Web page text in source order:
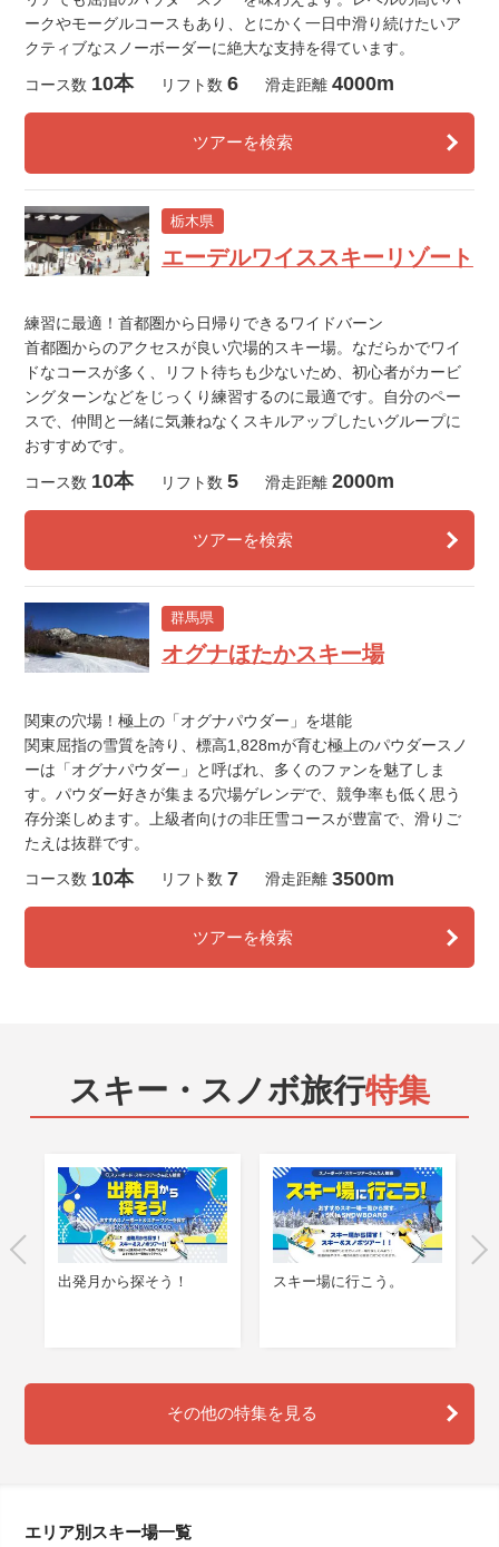
ークやモーグルコースもあり、とにかく一日中滑り続けたいア
クティブなスノーボーダーに絶大な支持を得ています。
コース数 10本 リフト数 6 滑走距離 4000m
ツアーを検索
栃木県
エーデルワイススキーリゾート
練習に最適！首都圏から日帰りできるワイドバーン
首都圏からのアクセスが良い穴場的スキー場。なだらかでワイ
ドなコースが多く、リフト待ちも少ないため、初心者がカービ
ングターンなどをじっくり練習するのに最適です。自分のペー
スで、仲間と一緒に気兼ねなくスキルアップしたいグループに
おすすめです。
コース数 10本 リフト数 5 滑走距離 2000m
ツアーを検索
群馬県
オグナほたかスキー場
関東の穴場！極上の「オグナパウダー」を堪能
関東屈指の雪質を誇り、標高1,828mが育む極上のパウダースノ
ーは「オグナパウダー」と呼ばれ、多くのファンを魅了しま
す。パウダー好きが集まる穴場ゲレンデで、競争率も低く思う
存分楽しめます。上級者向けの非圧雪コースが豊富で、滑りご
たえは抜群です。
コース数 10本 リフト数 7 滑走距離 3500m
ツアーを検索
スキー・スノボ旅行特集
出発月から探そう！ スキー場に行こう。
その他の特集を見る
エリア別スキー場一覧